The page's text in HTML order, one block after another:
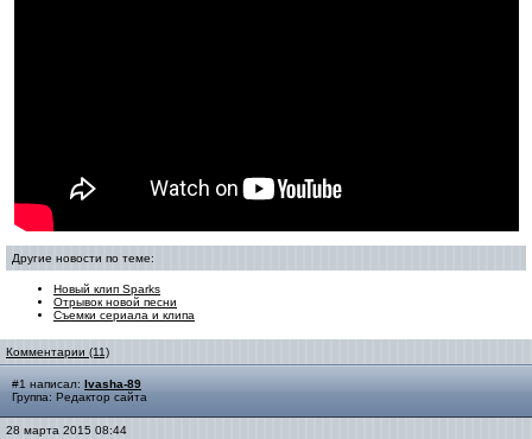
Другие новости по теме:
Новый клип Sparks
Отрывок новой песни
Съемки сериала и клипа
Комментарии (11)
#1 написал: Ivasha-89
Группа: Редактор сайта
28 марта 2015 08:44